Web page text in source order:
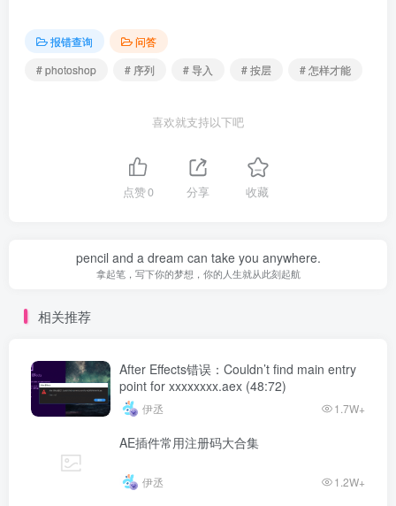
报错查询
问答
# photoshop
# 序列 # 导入 # 按层 # 怎样才能
喜欢就支持以下吧
点赞0 分享 收藏
pencil and a dream can take you anywhere.
拿起笔，写下你的梦想，你的人生就从此刻起航
相关推荐
After Effects错误：Couldn’t find main entry
point for xxxxxxxx.aex (48:72)
伊丞 1.7W+
AE插件常用注册码大合集
伊丞 1.2W+